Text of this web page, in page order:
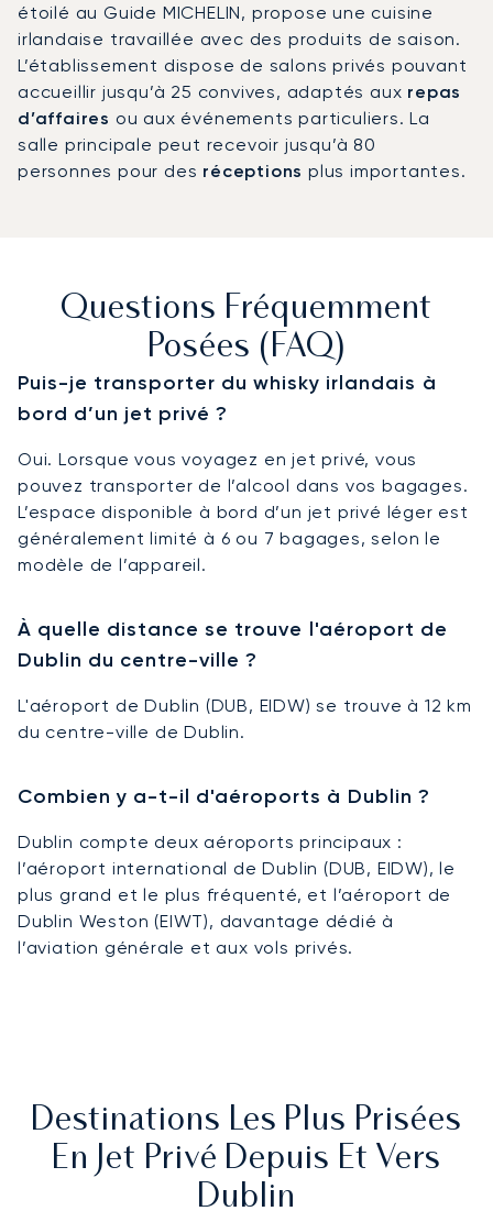
étoilé au Guide MICHELIN, propose une cuisine
irlandaise travaillée avec des produits de saison.
L’établissement dispose de salons privés pouvant
accueillir jusqu’à 25 convives, adaptés aux repas
d’affaires ou aux événements particuliers. La
salle principale peut recevoir jusqu’à 80
personnes pour des réceptions plus importantes.
Questions Fréquemment
Posées (FAQ)
Puis-je transporter du whisky irlandais à
bord d’un jet privé ?
Oui. Lorsque vous voyagez en jet privé, vous
pouvez transporter de l’alcool dans vos bagages.
L’espace disponible à bord d’un jet privé léger est
généralement limité à 6 ou 7 bagages, selon le
modèle de l’appareil.
À quelle distance se trouve l'aéroport de
Dublin du centre-ville ?
L'aéroport de Dublin (DUB, EIDW) se trouve à 12 km
du centre-ville de Dublin.
Combien y a-t-il d'aéroports à Dublin ?
Dublin compte deux aéroports principaux :
l’aéroport international de Dublin (DUB, EIDW), le
plus grand et le plus fréquenté, et l’aéroport de
Dublin Weston (EIWT), davantage dédié à
l’aviation générale et aux vols privés.
Destinations Les Plus Prisées
En Jet Privé Depuis Et Vers
Dublin